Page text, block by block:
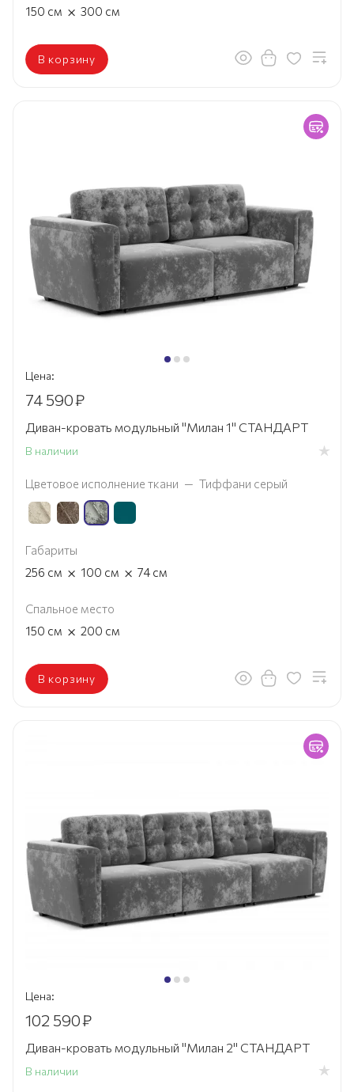
150 см × 300 см
В корзину
Цена:
74 590₽
Диван-кровать модульный "Милан 1" СТАНДАРТ
В наличии
Цветовое исполнение ткани — Тиффани серый
Габариты
256 см × 100 см × 74 см
Спальное место
150 см × 200 см
В корзину
Цена:
102 590₽
Диван-кровать модульный "Милан 2" СТАНДАРТ
В наличии